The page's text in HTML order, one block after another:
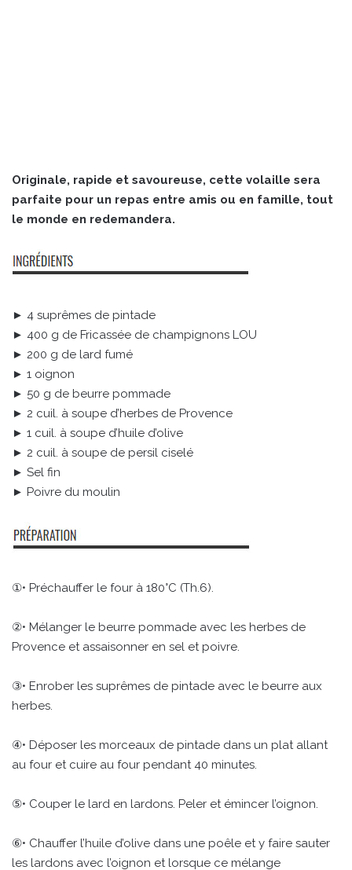
Originale, rapide et savoureuse, cette volaille sera
parfaite pour un repas entre amis ou en famille, tout
le monde en redemandera.
► 4 suprêmes de pintade
► 400 g de Fricassée de champignons LOU
► 200 g de lard fumé
► 1 oignon
► 50 g de beurre pommade
► 2 cuil. à soupe d’herbes de Provence
► 1 cuil. à soupe d’huile d’olive
► 2 cuil. à soupe de persil ciselé
► Sel fin
► Poivre du moulin
①• Préchauffer le four à 180°C (Th.6).
②• Mélanger le beurre pommade avec les herbes de
Provence et assaisonner en sel et poivre.
③• Enrober les suprêmes de pintade avec le beurre aux
herbes.
④• Déposer les morceaux de pintade dans un plat allant
au four et cuire au four pendant 40 minutes.
⑤• Couper le lard en lardons. Peler et émincer l’oignon.
⑥• Chauffer l’huile d’olive dans une poêle et y faire sauter
les lardons avec l’oignon et lorsque ce mélange